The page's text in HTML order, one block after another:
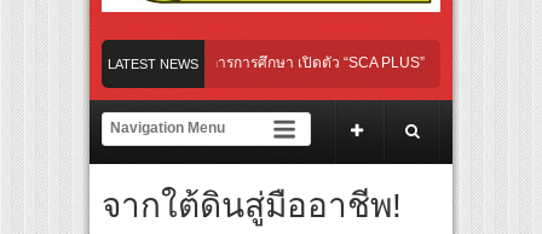
LATEST NEWS
ปิดเกมใหม่ในวงการการศึกษา เปิดตัว “SCA PLUS” แพลตฟอร์มการเรียนรู้
อดการลงทุนในธุรกิจการศึกษากว่า 100 ล้านบาท
เส้นทางจาการ์ตา-กรุงเทพฯ เสริม Air Connectivity ดึงนักท่องเที่ยวคุณภาพจากอิน
องไทย เตรียมเดบิวต์ลงซีรีย์แนวตั้ง พร้อมเขย่าวงการบันเทิงยุคดิจิทัล
กิลใหม่ “Your Candy” พร้อมเสิร์ฟ MV สดใส ได้ “ต้าเหนิง” และ “ณิชา” ร่วมเติมสีสัน
จากใต้ดินสู่มืออาชีพ!